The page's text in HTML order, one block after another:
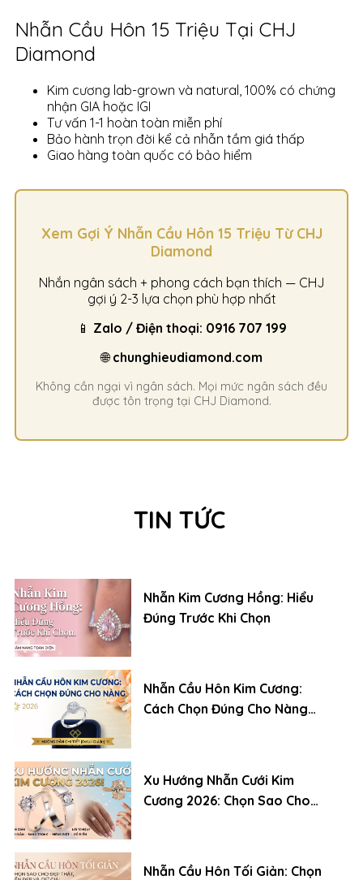
TIN TỨC
Nhẫn Kim Cương Hồng: Hiểu
Đúng Trước Khi Chọn
Nhẫn Cầu Hôn Kim Cương:
Cách Chọn Đúng Cho Nàng
Xu Hướng Nhẫn Cưới Kim
Cương 2026: Chọn Sao Cho
Nhẫn Cầu Hôn Tối Giản: Chọn
Nhẫn Cầu Hôn 15 Triệu Tại CHJ
Diamond
Kim cương lab-grown và natural, 100% có chứng
nhận GIA hoặc IGI
Tư vấn 1-1 hoàn toàn miễn phí
Bảo hành trọn đời kể cả nhẫn tầm giá thấp
Giao hàng toàn quốc có bảo hiểm
Xem Gợi Ý Nhẫn Cầu Hôn 15 Triệu Từ CHJ
Diamond
Nhắn ngân sách + phong cách bạn thích — CHJ
gợi ý 2-3 lựa chọn phù hợp nhất
📱 Zalo / Điện thoại: 0916 707 199
🌐chunghieudiamond.com
Không cần ngại vì ngân sách. Mọi mức ngân sách đều
được tôn trọng tại CHJ Diamond.